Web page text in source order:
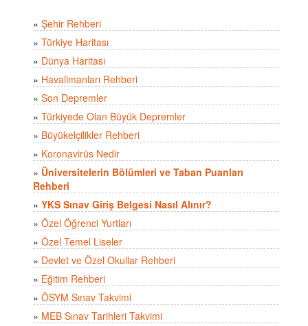
» Şehir Rehberi
» Türkiye Haritası
» Dünya Haritası
» Havalimanları Rehberi
» Son Depremler
» Türkiyede Olan Büyük Depremler
» Büyükelçilikler Rehberi
» Koronavirüs Nedir
» Üniversitelerin Bölümleri ve Taban Puanları
Rehberi
» YKS Sınav Giriş Belgesi Nasıl Alınır?
» Özel Öğrenci Yurtları
» Özel Temel Liseler
» Devlet ve Özel Okullar Rehberi
» Eğitim Rehberi
» ÖSYM Sınav Takvimi
» MEB Sınav Tarihleri Takvimi